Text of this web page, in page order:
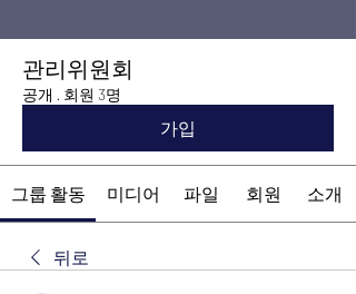
관리위원회
공개 · 회원 3명
가입
그룹 활동 미디어 파일 회원 소개
뒤로